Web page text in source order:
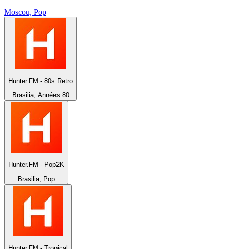
Moscou, Pop
Hunter.FM - 80s Retro
Brasilia, Années 80
Hunter.FM - Pop2K
Brasilia, Pop